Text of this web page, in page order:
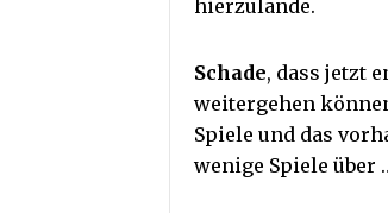
hierzulande.
Schade, dass jetzt
weitergehen
Spiele und das
wenige Spiele über